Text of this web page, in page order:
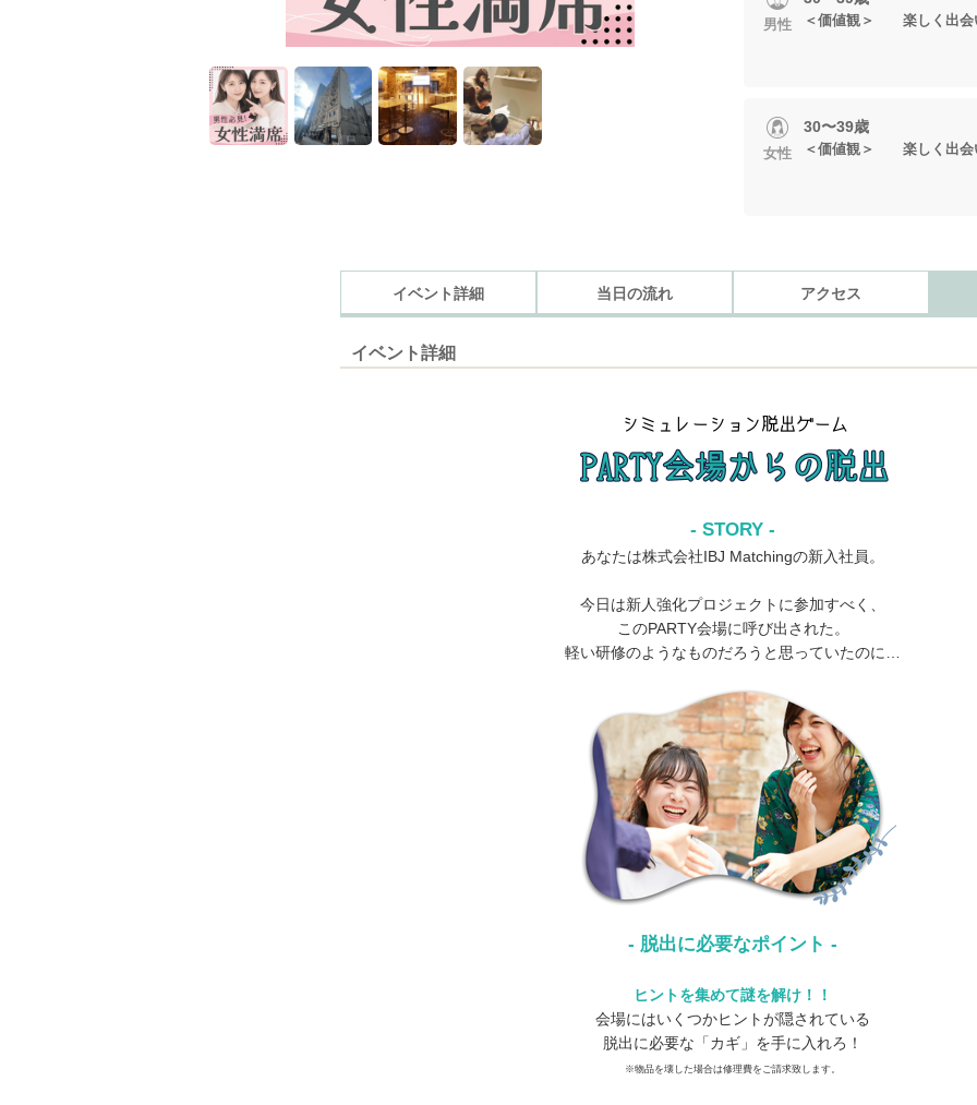
男性 ＜価値観＞ 楽しく出会
女性
30〜39歳
＜価値観＞ 楽しく出会
イベント詳細 当日の流れ アクセス
イベント詳細
- STORY -
あなたは株式会社IBJ Matchingの新入社員。​
今日は新人強化プロジェクトに​参加すべく、​
このPARTY会場に呼び出された。​​
軽い研修のようなものだろうと思っていたのに…​
- 脱出に必要なポイント -
ヒントを集めて謎を解け！！
会場にはいくつかヒントが隠されている
脱出に必要な「カギ」を手に入れろ！
※物品を壊した場合は修理費をご請求致します。